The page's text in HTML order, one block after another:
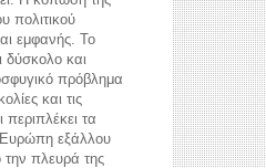
πολιτικού
εμφανής. Το
δύσκολο και
πρόβλημα
και τις
περιπλέκει τα
εξάλλου
την πλευρά της